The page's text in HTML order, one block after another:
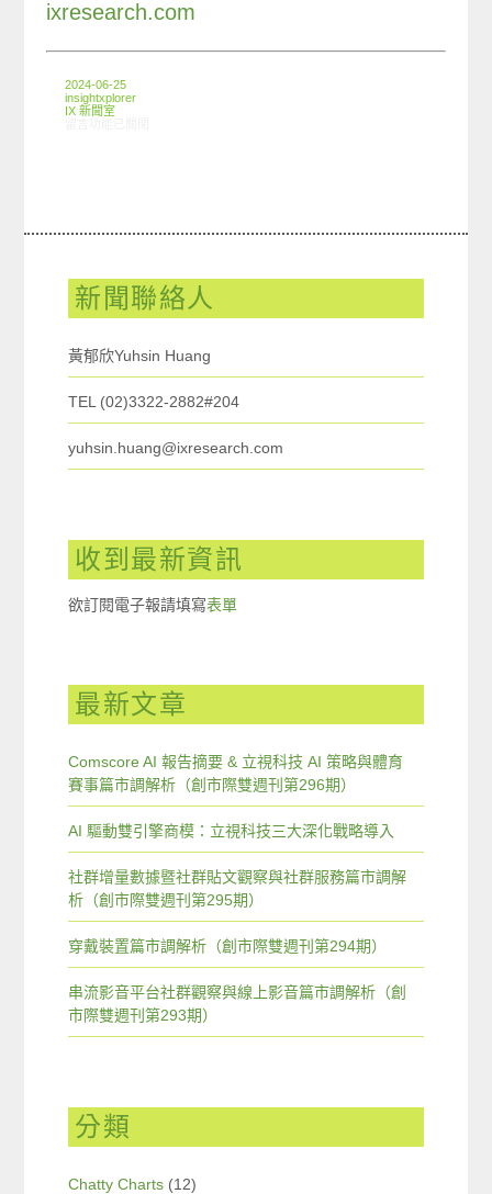
ixresearch.com
2024-06-25
insightxplorer
IX 新聞室
新聞聯絡人
黃郁欣Yuhsin Huang
TEL (02)3322-2882#204
yuhsin.huang@ixresearch.com
收到最新資訊
欲訂閱電子報請填寫表單
最新文章
Comscore AI 報告摘要 & 立視科技 AI 策略與體育
賽事篇市調解析（創市際雙週刊第296期）
AI 驅動雙引擎商模：立視科技三大深化戰略導入
社群增量數據暨社群貼文觀察與社群服務篇市調解
析（創市際雙週刊第295期）
穿戴裝置篇市調解析（創市際雙週刊第294期）
串流影音平台社群觀察與線上影音篇市調解析（創
市際雙週刊第293期）
分類
Chatty Charts (12)